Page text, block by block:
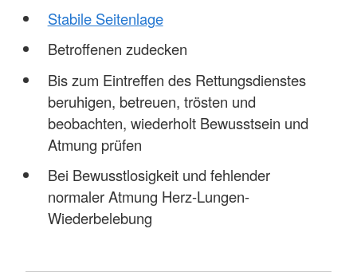
Stabile Seitenlage
Betroffenen zudecken
Bis zum Eintreffen des Rettungsdienstes
beruhigen, betreuen, trösten und
beobachten, wiederholt Bewusstsein und
Atmung prüfen
Bei Bewusstlosigkeit und fehlender
normaler Atmung Herz-Lungen-
Wiederbelebung